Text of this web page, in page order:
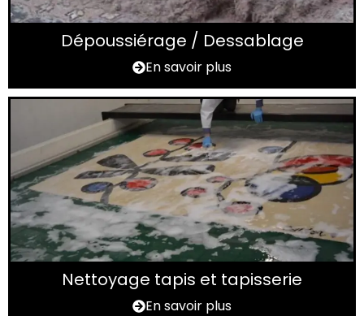
Dépoussiérage / Dessablage
En savoir plus
Nettoyage tapis et tapisserie
En savoir plus